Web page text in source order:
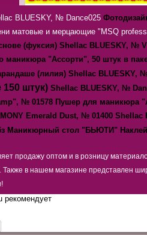
BLUESKY, № Dance025
матовые и мерцающие "MSQ
(фуксия) Shellac BLUESKY, №
маникюра "Ассорти", 50 штук в
(лилия) Shellac BLUESKY,
штук) Shellac BLUESKY, №
№ 01578 Пушер для маникюра
Emerald Dust, № 01400 Shellac
Маникюрный стол "БЬЮТИ"
продажу оптом и в розницу
Также в нашем магазине представлен
рекомендует